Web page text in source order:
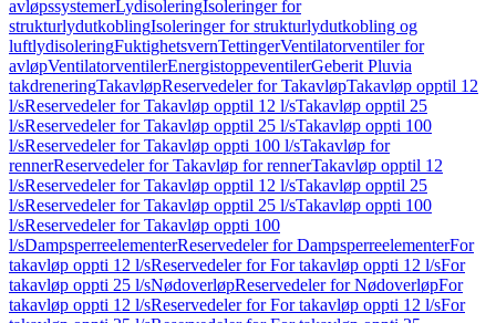
avløpssystemerLydisoleringIsoleringer for
strukturlydutkoblingIsoleringer for strukturlydutkobling og
luftlydisoleringFuktighetsvernTettingerVentilatorventiler for
avløpVentilatorventilerEnergistoppeventilerGeberit Pluvia
takdreneringTakavløpReservedeler for TakavløpTakavløp opptil 12
l/sReservedeler for Takavløp opptil 12 l/sTakavløp opptil 25
l/sReservedeler for Takavløp opptil 25 l/sTakavløp oppti 100
l/sReservedeler for Takavløp oppti 100 l/sTakavløp for
rennerReservedeler for Takavløp for rennerTakavløp opptil 12
l/sReservedeler for Takavløp opptil 12 l/sTakavløp opptil 25
l/sReservedeler for Takavløp opptil 25 l/sTakavløp oppti 100
l/sReservedeler for Takavløp oppti 100
l/sDampsperreelementerReservedeler for DampsperreelementerFor
takavløp oppti 12 l/sReservedeler for For takavløp oppti 12 l/sFor
takavløp oppti 25 l/sNødoverløpReservedeler for NødoverløpFor
takavløp oppti 12 l/sReservedeler for For takavløp oppti 12 l/sFor